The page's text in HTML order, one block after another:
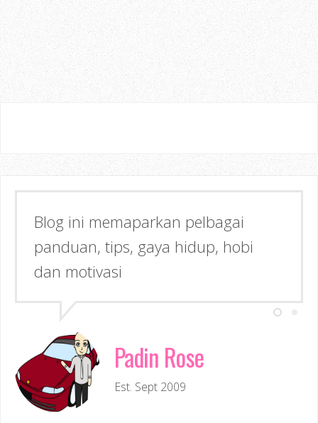
Blog ini memaparkan pelbagai
panduan, tips, gaya hidup, hobi
dan motivasi
Padin Rose
Est. Sept 2009